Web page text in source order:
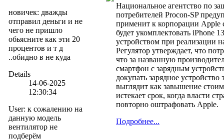
новичек: дважды
отправил деньги и не
чего не пришло
обьясните как эти 20
процентов и т д
..обидно в не куда
Details
14-06-2025
12:30:34
User: к сожалению на
данную модель
вентилятор не
подберём
Национальное агентство по
потребителей Procon-SP
применит к корпорации Apple
будет укомплектовать iPhone
устройством при реализации
Регулятор утверждает, что
что за названную
смартфон с зарядным
докупать зарядное устройство
выглядит как завышение
истекает срок, когда власти
повторно оштрафовать Apple.
Подробнее...